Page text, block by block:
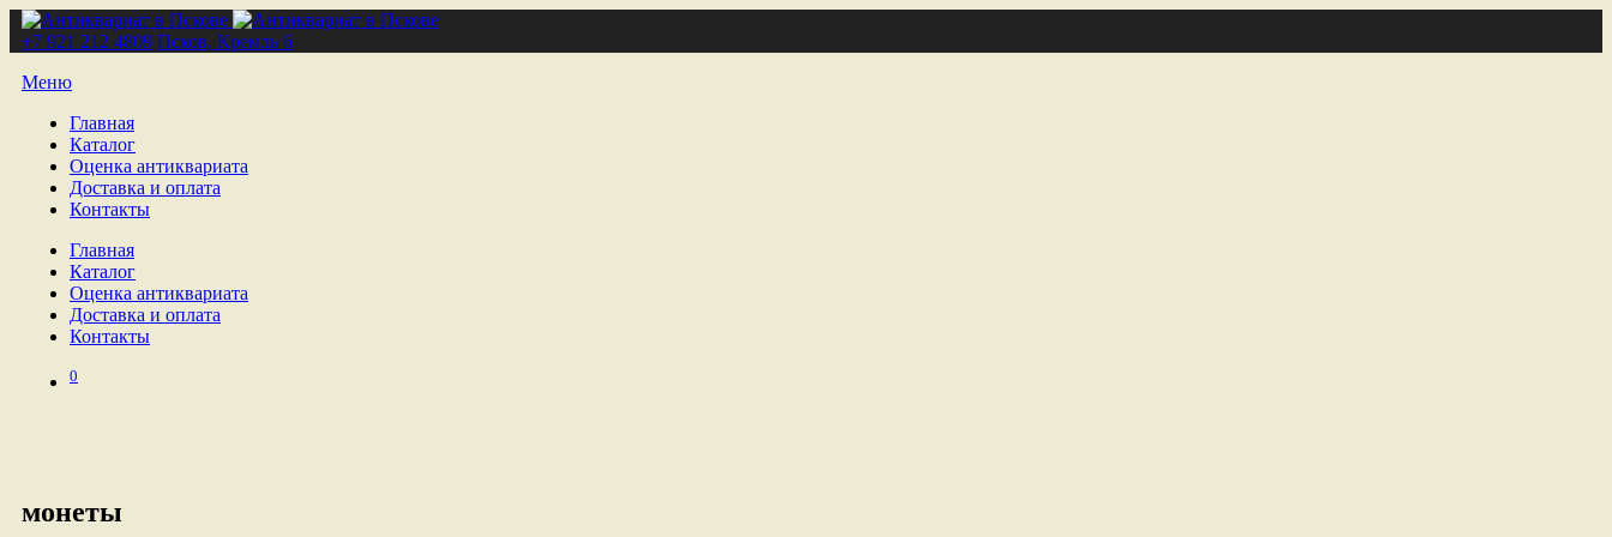
+7 921 212 4809 Псков, Кремль 6
Меню
Главная
Каталог
Оценка антиквариата
Доставка и оплата
Контакты
Главная
Каталог
Оценка антиквариата
Доставка и оплата
Контакты
0
монеты